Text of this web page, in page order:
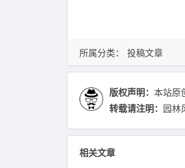
所属分类： 投稿文章
版权声明： 本站原
转载请注明：
园林
相关文章